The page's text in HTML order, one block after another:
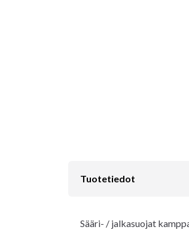
Tuotetiedot
Sääri- / jalkasuojat